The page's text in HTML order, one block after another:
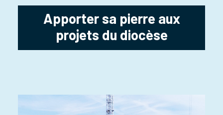
Apporter sa pierre aux
projets du diocèse